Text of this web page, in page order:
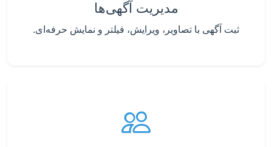
مدیریت آگهی‌ها
ثبت آگهی با تصاویر، ویرایش، فیلتر و نمایش حرفه‌ای.